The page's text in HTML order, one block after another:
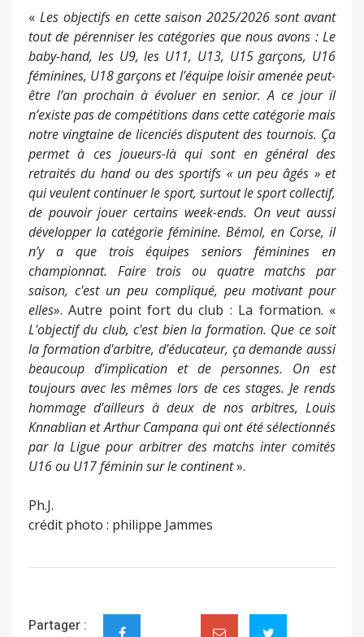
« Les objectifs en cette saison 2025/2026 sont avant
tout de pérenniser les catégories que nous avons : Le
baby-hand, les U9, les U11, U13, U15 garçons, U16
féminines, U18 garçons et l’équipe loisir amenée peut-
être l’an prochain à évoluer en senior. A ce jour il
n’existe pas de compétitions dans cette catégorie mais
notre vingtaine de licenciés disputent des tournois. Ça
permet à ces joueurs-là qui sont en général des
retraités du hand ou des sportifs « un peu âgés » et
qui veulent continuer le sport, surtout le sport collectif,
de pouvoir jouer certains week-ends. On veut aussi
développer la catégorie féminine. Bémol, en Corse, il
n’y a que trois équipes seniors féminines en
championnat. Faire trois ou quatre matchs par
saison, c'est un peu compliqué, peu motivant pour
elles». Autre point fort du club : La formation. «
L'objectif du club, c'est bien la formation. Que ce soit
la formation d'arbitre, d'éducateur, ça demande aussi
beaucoup d'implication et de personnes. On est
toujours avec les mêmes lors de ces stages. Je rends
hommage d’ailleurs à deux de nos arbitres, Louis
Knnablian et Arthur Campana qui ont été sélectionnés
par la Ligue pour arbitrer des matchs inter comités
U16 ou U17 féminin sur le continent».
Ph.J.
crédit photo : philippe Jammes
Partager :